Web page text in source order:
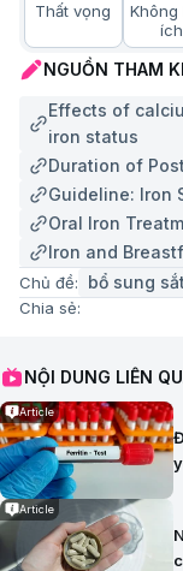
Thất vọng
Không
ích
NGUỒN THAM
Effects of
iron status
Duration of
Guideline: Iron
Oral Iron
Iron and
Chủ đề: bổ sung
Chia sẻ:
NỘI DUNG LIÊN
Article
Article